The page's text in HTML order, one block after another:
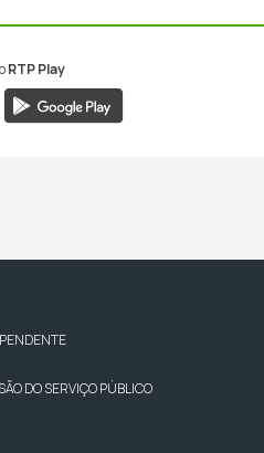
RTP Play
DO SERVIÇO PÚBLICO